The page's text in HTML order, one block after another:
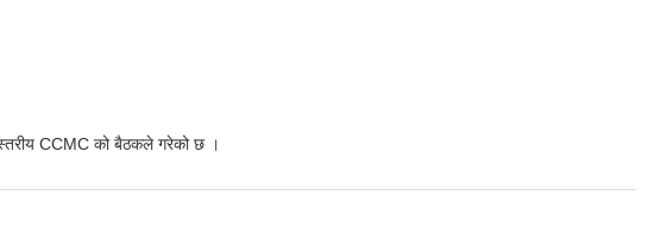
स्तरीय CCMC को बैठकले गरेको छ ।